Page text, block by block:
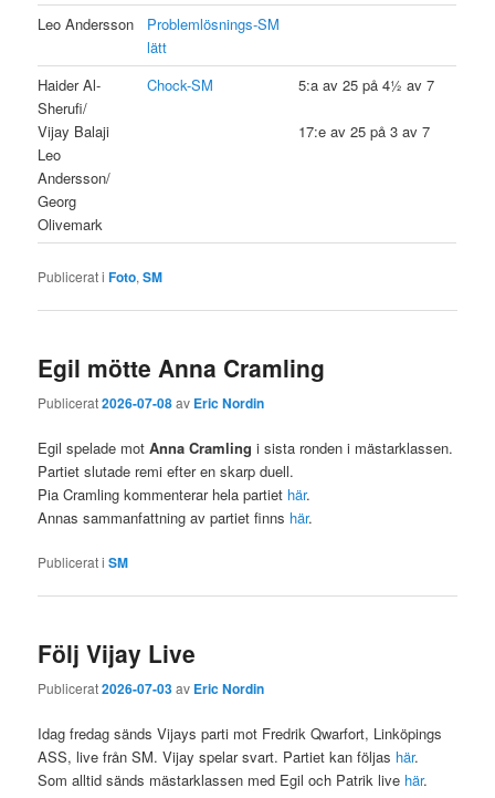
Leo Andersson
Problemlösnings-SM
lätt
Haider Al-
Sherufi/
Vijay Balaji
Leo
Andersson/
Georg
Olivemark
Chock-SM 5:a av 25 på 4½ av 7
17:e av 25 på 3 av 7
Publicerat i Foto,SM
Egil mötte Anna Cramling
Publicerat2026-07-08av Eric Nordin
Egil spelade motAnna Cramling i sista ronden i mästarklassen.
Partiet slutade remi efter en skarp duell.
Pia Cramling kommenterar hela partiet här.
Annas sammanfattning av partiet finns här.
Publicerat i SM
Följ Vijay Live
Publicerat2026-07-03av Eric Nordin
Idag fredag sänds Vijays parti mot Fredrik Qwarfort, Linköpings
ASS, live från SM. Vijay spelar svart. Partiet kan följas här.
Som alltid sänds mästarklassen med Egil och Patrik live här.